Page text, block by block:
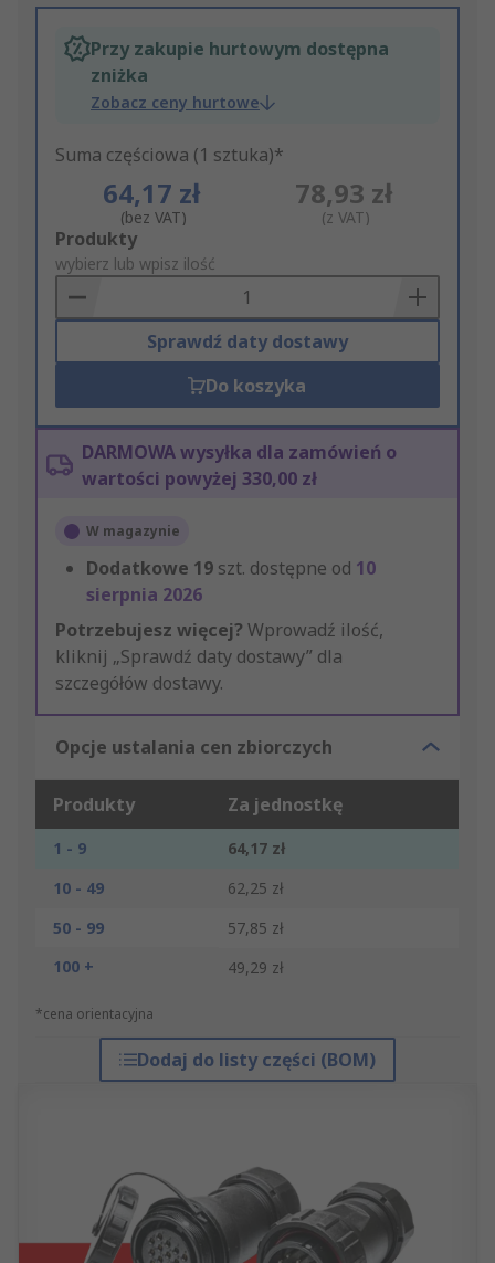
Przy zakupie hurtowym dostępna
zniżka
Zobacz ceny hurtowe
Suma częściowa (1 sztuka)*
64,17 zł
(bez VAT)
78,93 zł
(z VAT)
Add
to
Basket
Produkty
wybierz lub wpisz ilość
Sprawdź daty dostawy
Do koszyka
DARMOWA wysyłka dla zamówień o
wartości powyżej 330,00 zł
W magazynie
Dodatkowe 19 szt. dostępne od 10
sierpnia 2026
Potrzebujesz więcej? Wprowadź ilość,
kliknij „Sprawdź daty dostawy” dla
szczegółów dostawy.
Opcje ustalania cen zbiorczych
Produkty Za jednostkę
1 - 9
64,17 zł
10 - 49
62,25 zł
50 - 99
57,85 zł
100 +
49,29 zł
*cena orientacyjna
Dodaj do listy części (BOM)